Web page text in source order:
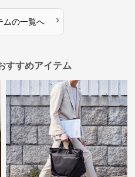
ムの一覧へ ›
すすめアイテム